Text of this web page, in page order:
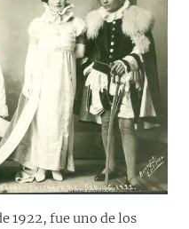
1922, fue uno de los